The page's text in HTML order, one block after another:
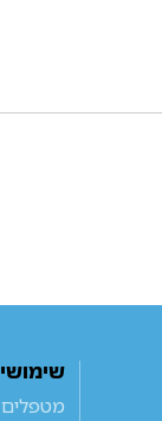
שימושי
מטפלים